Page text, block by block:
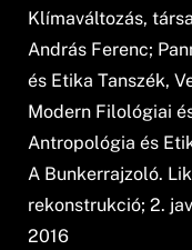
Klímaváltozás,
András Ferenc;
és Etika Tanszék,
Modern Filológiai
Antropológia és
A Bunkerrajzoló.
rekonstrukció; 2.
2016